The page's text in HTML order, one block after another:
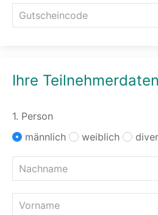
Ihre Teilnehmerdaten
1. Person
männlich
weiblich